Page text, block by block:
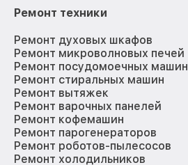
Ремонт техники
Ремонт духовых шкафов
Ремонт микроволновых печей
Ремонт посудомоечных машин
Ремонт стиральных машин
Ремонт вытяжек
Ремонт варочных панелей
Ремонт кофемашин
Ремонт парогенераторов
Ремонт роботов-пылесосов
Ремонт холодильников